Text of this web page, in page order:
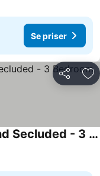
Se priser
Dela
Pine View Cottage - Cozy And Secluded - 3 Bedroom